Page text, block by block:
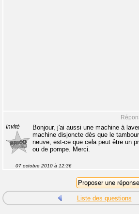
Invité
Bonjour, j'ai aussi une machine à
machine disjoncte dès que le
neuve, est-ce que cela peut être un
ou de pompe. Merci.
07 octobre 2010 à 12:36
Liste des questions